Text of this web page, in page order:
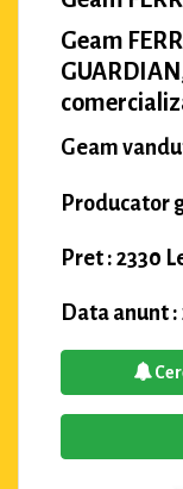
Geam
Geam
Producator
Pret : 2330
Data anunt :